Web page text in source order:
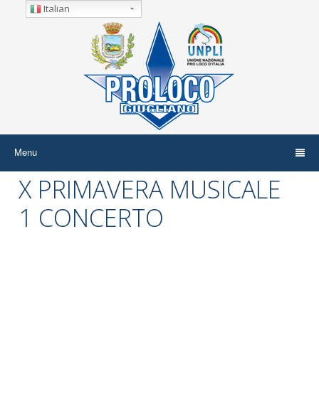
Menu
X PRIMAVERA MUSICALE
1 CONCERTO
Italian